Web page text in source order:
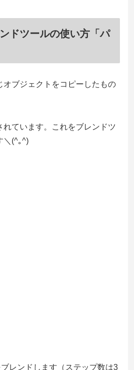
ドツールの使い方「パ
オブジェクトをコピーしたもの
れています。これをブレンドツ
＼(^｡^)
レンドします（ステップ数は3